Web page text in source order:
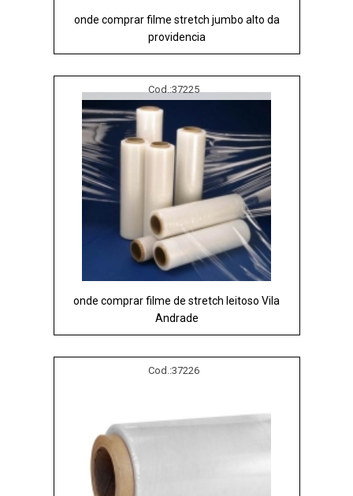
onde comprar filme stretch jumbo alto da
providencia
Cod.:37225
onde comprar filme de stretch leitoso Vila
Andrade
Cod.:37226